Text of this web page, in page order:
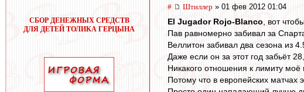
СБОР ДЕНЕЖНЫХ СРЕДСТВ
ДЛЯ ДЕТЕЙ ТОЛИКА ГЕРЦЫНА
# Штиллер » 01 фев 2012 01:04
El Jugador Rojo-Blanco, вот
Пав равномерно забивал за
Веллитон забивал два сезона из
Даже если он за этот год забьёт
Никакого отношения к лимиту
Потому что в европейских